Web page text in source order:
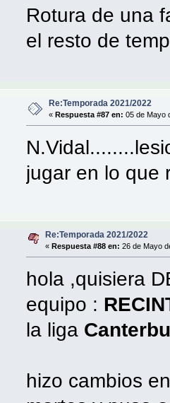
Rotura de una
el resto de
Re:Temporada 2021/2022
«Respuesta #87 en: 05 de Mayo
jugar en lo que
Re:Temporada 2021/2022
«Respuesta #88 en: 26 de Mayo
hola ,quisiera
equipo :
la liga
hizo cambios